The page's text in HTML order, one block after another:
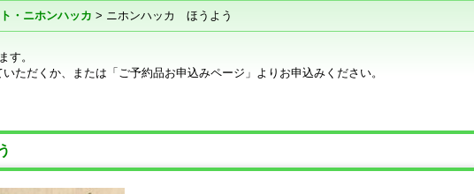
・ニホンハッカ > ニホンハッカ ほうよう
す。
いただくか、または「ご予約品お申込みページ」よりお申込みください。